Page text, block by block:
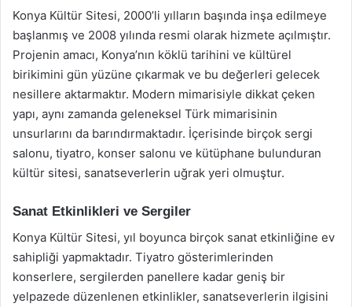
Konya Kültür Sitesi, 2000’li yılların başında inşa edilmeye
başlanmış ve 2008 yılında resmi olarak hizmete açılmıştır.
Projenin amacı, Konya’nın köklü tarihini ve kültürel
birikimini gün yüzüne çıkarmak ve bu değerleri gelecek
nesillere aktarmaktır. Modern mimarisiyle dikkat çeken
yapı, aynı zamanda geleneksel Türk mimarisinin
unsurlarını da barındırmaktadır. İçerisinde birçok sergi
salonu, tiyatro, konser salonu ve kütüphane bulunduran
kültür sitesi, sanatseverlerin uğrak yeri olmuştur.
Sanat Etkinlikleri ve Sergiler
Konya Kültür Sitesi, yıl boyunca birçok sanat etkinliğine ev
sahipliği yapmaktadır. Tiyatro gösterimlerinden
konserlere, sergilerden panellere kadar geniş bir
yelpazede düzenlenen etkinlikler, sanatseverlerin ilgisini